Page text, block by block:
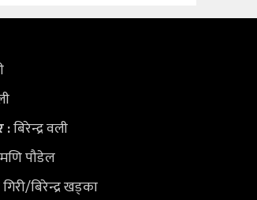
:बिरेन्द्र वली
पौडेल
बिरेन्द्र खड्का